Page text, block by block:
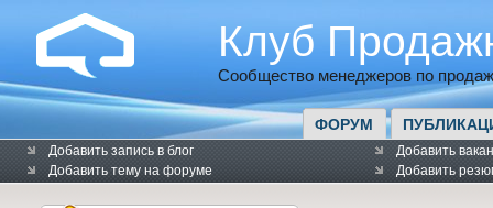
Клуб
Сообщество менеджеров по
ФОРУМ
Добавить запись в блог
Добавить тему на форуме
Добавить
Добавить